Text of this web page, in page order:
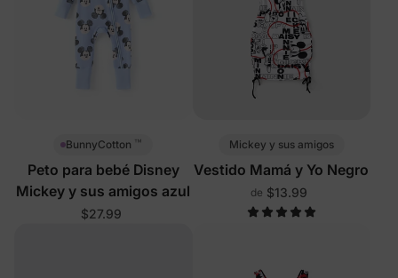
BunnyCotton ™
Peto para bebé Disney
Mickey y sus amigos azul
$27.99
Mickey y sus amigos
Vestido Mamá y Yo Negro
de $13.99